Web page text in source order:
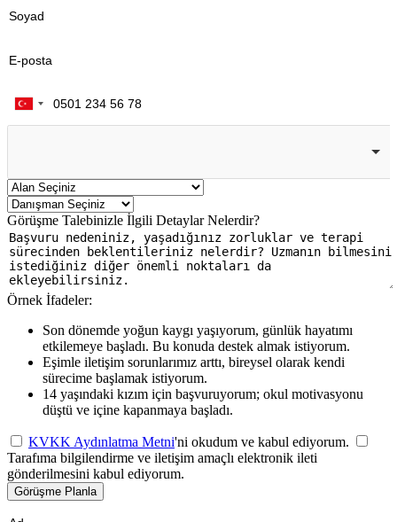
Görüşme Talebinizle İlgili Detaylar Nelerdir?
Örnek İfadeler:
Son dönemde yoğun kaygı yaşıyorum, günlük hayatımı
etkilemeye başladı. Bu konuda destek almak istiyorum.
Eşimle iletişim sorunlarımız arttı, bireysel olarak kendi
sürecime başlamak istiyorum.
14 yaşındaki kızım için başvuruyorum; okul motivasyonu
düştü ve içine kapanmaya başladı.
KVKK Aydınlatma Metni'ni okudum ve kabul ediyorum.
Tarafıma bilgilendirme ve iletişim amaçlı elektronik ileti
gönderilmesini kabul ediyorum.
Görüşme Planla